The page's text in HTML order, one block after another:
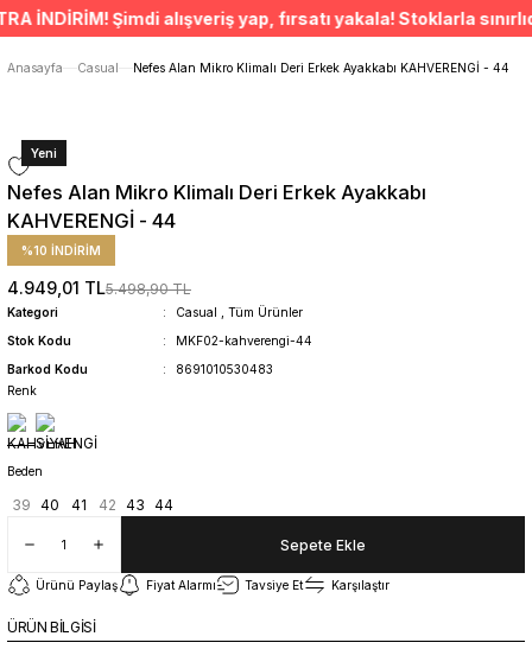
ÜCRETSİZ TESLİMAT İMKANI
SÜRDÜRÜLEBİLİR ÜRÜNLER
Anasayfa
Casual Nefes Alan Mikro Klimalı Deri Erkek Ayakkabı KAHVERENGİ - 44
Yeni
Nefes Alan Mikro Klimalı Deri Erkek Ayakkabı
KAHVERENGİ - 44
%10 İNDİRİM
4.949,01 TL5.498,90 TL
Kategori Casual
Tüm Ürünler
Stok Kodu
MKF02-kahverengi-44
Barkod Kodu
8691010530483
Renk
Beden
39 40 41 42 43 44
Sepete Ekle
Ürünü Paylaş Fiyat Alarmı Tavsiye Et Karşılaştır
ÜRÜN BİLGİSİ
Şimdi alışveriş yap, fırsatı yakala! Stoklarla